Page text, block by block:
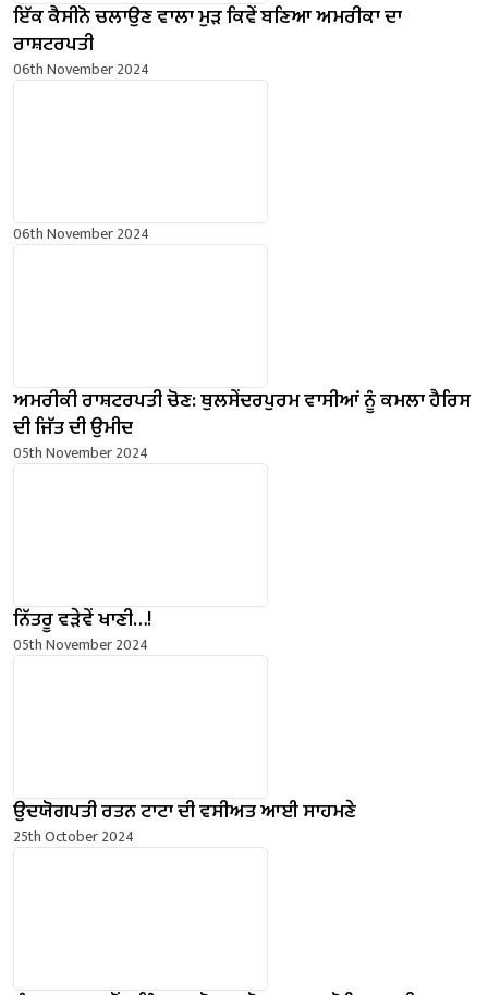
ਇੱਕ ਕੈਸੀਨੋ ਚਲਾਉਣ ਵਾਲਾ ਮੁੜ ਕਿਵੇਂ ਬਣਿਆ ਅਮਰੀਕਾ ਦਾ
ਰਾਸ਼ਟਰਪਤੀ
06th November 2024
06th November 2024
ਅਮਰੀਕੀ ਰਾਸ਼ਟਰਪਤੀ ਚੋਣ: ਥੁਲਸੇਂਦਰਪੁਰਮ ਵਾਸੀਆਂ ਨੂੰ ਕਮਲਾ ਹੈਰਿਸ
ਦੀ ਜਿੱਤ ਦੀ ਉਮੀਦ
05th November 2024
ਨਿੱਤਰੂ ਵੜੇਵੇਂ ਖਾਣੀ…!
05th November 2024
ਉਦਯੋਗਪਤੀ ਰਤਨ ਟਾਟਾ ਦੀ ਵਸੀਅਤ ਆਈ ਸਾਹਮਣੇ
25th October 2024